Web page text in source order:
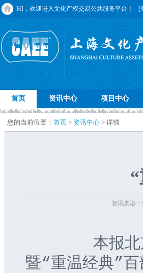
HI，欢迎进入文化产权交易公共服务平台！ [
首页 资讯中心 项目中心
您的当前位置： 首页 > 资讯中心 > 详情
资讯类型
本报北京2月
暨“重温经典”